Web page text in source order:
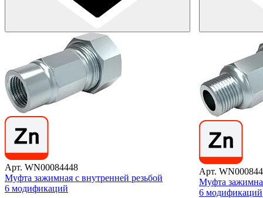
Арт. WN00084448
Муфта зажимная с внутренней резьбой
6 модификаций
Арт.
Муфта
6 модификаций